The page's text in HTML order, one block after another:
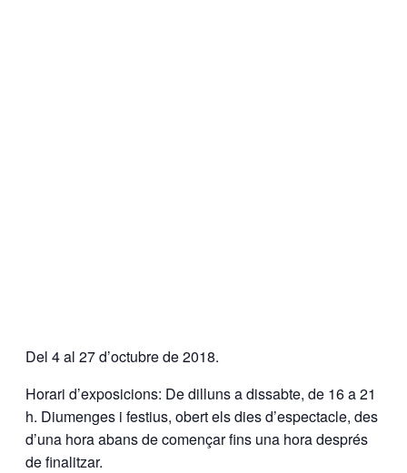
Del 4 al 27 d’octubre de 2018.
Horari d’exposicions: De dilluns a dissabte, de 16 a 21
h. Diumenges i festius, obert els dies d’espectacle, des
d’una hora abans de començar fins una hora després
de finalitzar.